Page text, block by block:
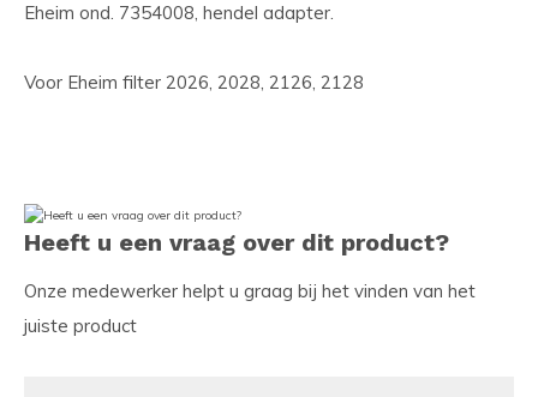
Eheim ond. 7354008, hendel adapter.
Voor Eheim filter 2026, 2028, 2126, 2128
Heeft u een vraag over dit product?
Onze medewerker helpt u graag bij het vinden van het
juiste product